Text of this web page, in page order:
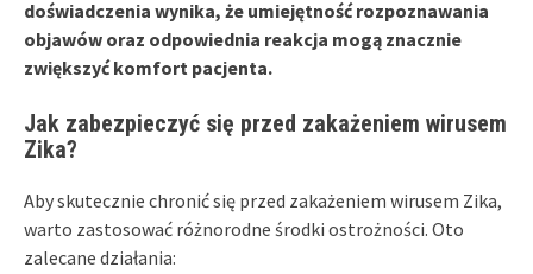
doświadczenia wynika, że umiejętność rozpoznawania
objawów oraz odpowiednia reakcja mogą znacznie
zwiększyć komfort pacjenta.
Jak zabezpieczyć się przed zakażeniem wirusem
Zika?
Aby skutecznie chronić się przed zakażeniem wirusem Zika,
warto zastosować różnorodne środki ostrożności. Oto
zalecane działania: